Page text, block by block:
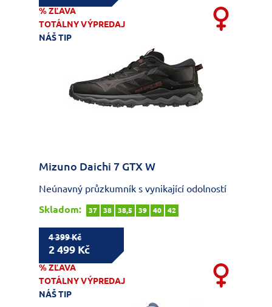
% ZĽAVA
TOTÁLNY VÝPREDAJ
NÁŠ TIP
Mizuno Daichi 7 GTX W
Neúnavný průzkumník s vynikající odolností
Skladom:
37 38 38,5 39 40 42
4 399 Kč
2 499 Kč
% ZĽAVA
TOTÁLNY VÝPREDAJ
NÁŠ TIP